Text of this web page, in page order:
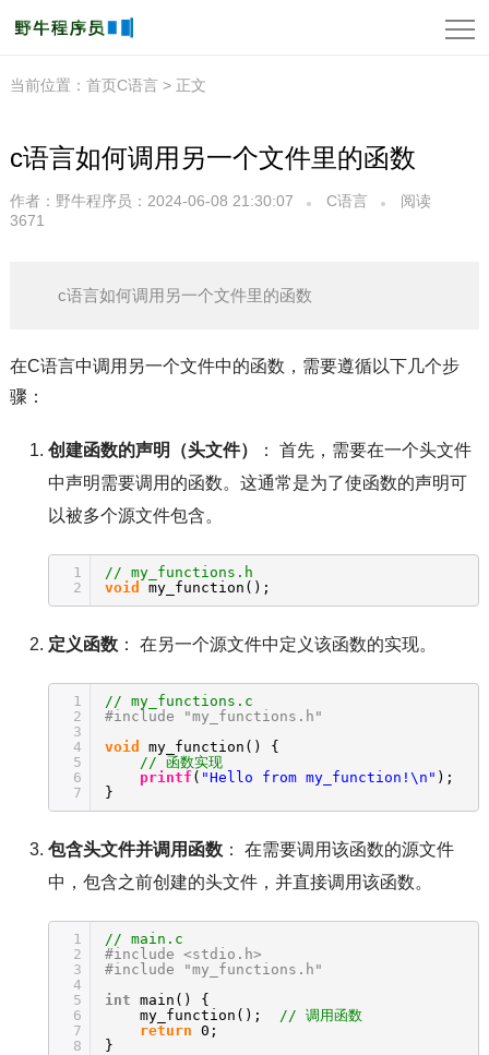
当前位置： 首页C语言 > 正文
c语言如何调用另一个文件里的函数
作者：野牛程序员 ：2024-06-08 21:30:07 C语言
阅读
3671
c语言如何调用另一个文件里的函数
在C语言中调用另一个文件中的函数，需要遵循以下几个步
骤：
创建函数的声明（头文件）
： 首先，需要在一个头文件
中声明需要调用的函数。这通常是为了使函数的声明可
以被多个源文件包含。
1
2
// my_functions.h
void
my_function();
定义函数： 在另一个源文件中定义该函数的实现。
1
2
3
4
5
6
7
// my_functions.c
#include "my_functions.h"
void
my_function() {
// 函数实现
printf ( "Hello from my_function!\n" );
}
包含头文件并调用函数： 在需要调用该函数的源文件
中，包含之前创建的头文件，并直接调用该函数。
1
2
3
4
5
6
7
8
// main.c
#include <stdio.h>
#include "my_functions.h"
int main() {
my_function(); // 调用函数
return 0;
}